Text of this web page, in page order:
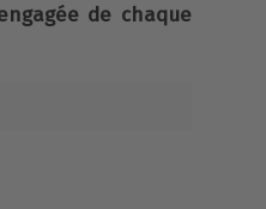
de chaque